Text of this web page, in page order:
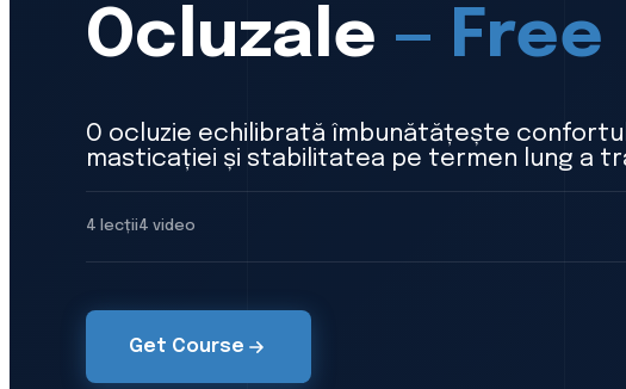
Ocluzale — Free
O ocluzie echilibrată îmbunătățește
masticației și stabilitatea pe termen lung a
4 lecții4 video
Get Course